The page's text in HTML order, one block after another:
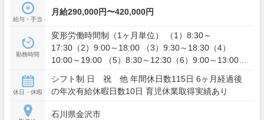
給与・手当
月給290,000円〜420,000円
勤務時間
変形労働時間制（1ヶ月単位） （1）8:30～
17:30（2）9:00～18:00 （3）9:30～18:30（4）
10:00～19:00 （5）8:30～12:30（6）9:00～13:00
休日・休暇
シフト制 日 祝 他 年間休日数115日 6ヶ月経過後
の年次有給休暇日数10日 育児休業取得実績あり
石川県金沢市